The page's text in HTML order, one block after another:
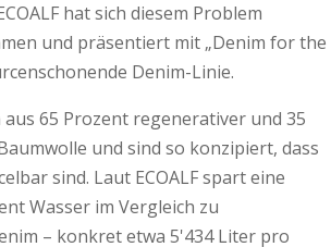
hat sich diesem Problem
und präsentiert mit „Denim for the
Denim-Linie.
aus 65 Prozent regenerativer und 35
und sind so konzipiert, dass
sind. Laut ECOALF spart eine
Wasser im Vergleich zu
– konkret etwa 5'434 Liter pro